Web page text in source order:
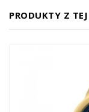
PRODUKTY Z